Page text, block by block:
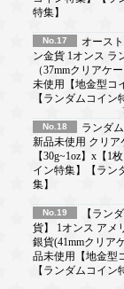
特集】
No.17
オース
ン金貨 1オンス ラ
（37mmクリアケ
未使用【地金型コ
【ランダムコイン
No.18
ランダ
新品未使用 クリア
【30g~1oz】x【1
イン特集】【ラン
集】
No.19
【ラン
貨】 1オンス アメ
銀貨(41mmクリア
品未使用【地金型
【ランダムコイン